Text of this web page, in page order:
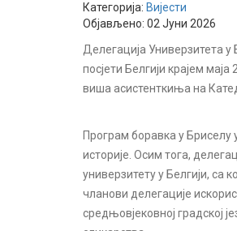
Категорија: Вијести
Објављено: 02 Јуни 2026
Делегација Универзитета у
посјети Белгији крајем
виша асистенткиња на
Програм боравка у Бриселу
историје. Осим тога,
универзитету у Белгији,
чланови делегације
средњовјековној градској